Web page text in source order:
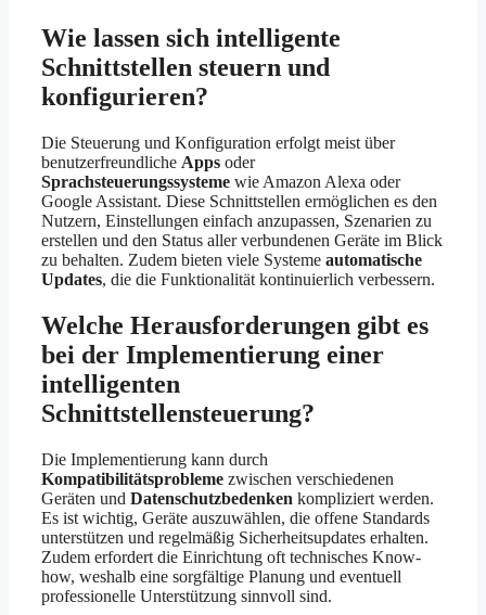
Wie lassen sich intelligente
Schnittstellen steuern und
konfigurieren?
Die Steuerung und Konfiguration erfolgt meist über
benutzerfreundliche Apps oder
Sprachsteuerungssysteme wie Amazon Alexa oder
Google Assistant. Diese Schnittstellen ermöglichen es den
Nutzern, Einstellungen einfach anzupassen, Szenarien zu
erstellen und den Status aller verbundenen Geräte im Blick
zu behalten. Zudem bieten viele Systeme automatische
Updates, die die Funktionalität kontinuierlich verbessern.
Welche Herausforderungen gibt es
bei der Implementierung einer
intelligenten
Schnittstellensteuerung?
Die Implementierung kann durch
Kompatibilitätsprobleme zwischen verschiedenen
Geräten und Datenschutzbedenken kompliziert werden.
Es ist wichtig, Geräte auszuwählen, die offene Standards
unterstützen und regelmäßig Sicherheitsupdates erhalten.
Zudem erfordert die Einrichtung oft technisches Know-
how, weshalb eine sorgfältige Planung und eventuell
professionelle Unterstützung sinnvoll sind.